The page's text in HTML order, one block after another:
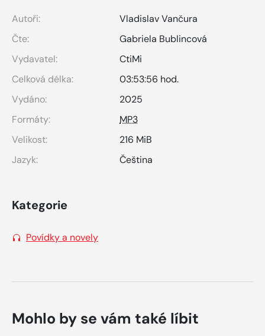
Autoři:
Vladislav Vančura
Čte:
Gabriela Bublincová
Vydavatel:
CtiMi
Celková délka:
03:53:56 hod.
Vydáno:
2025
Formáty:
MP3
Velikost:
216 MiB
Jazyk:
Čeština
Kategorie
Povídky a novely
Mohlo by se vám také líbit